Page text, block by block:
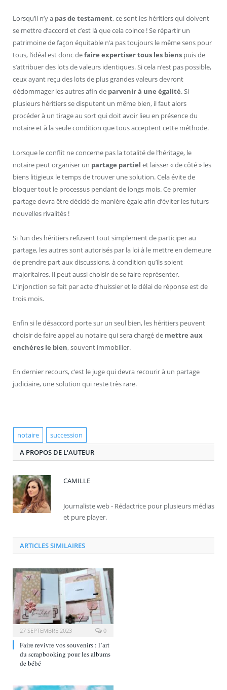
Lorsqu’il n’y a pas de testament, ce sont les héritiers qui doivent
se mettre d’accord et c’est là que cela coince ! Se répartir un
patrimoine de façon équitable n’a pas toujours le même sens pour
tous, l’idéal est donc defaire expertiser tous les biens puis de
s’attribuer des lots de valeurs identiques. Si cela n’est pas possible,
ceux ayant reçu des lots de plus grandes valeurs devront
dédommager les autres afin de parvenir à une égalité. Si
plusieurs héritiers se disputent un même bien, il faut alors
procéder à un tirage au sort qui doit avoir lieu en présence du
notaire et à la seule condition que tous acceptent cette méthode.
Lorsque le conflit ne concerne pas la totalité de l’héritage, le
notaire peut organiser un partage partiel et laisser « de côté » les
biens litigieux le temps de trouver une solution. Cela évite de
bloquer tout le processus pendant de longs mois. Ce premier
partage devra être décidé de manière égale afin d’éviter les futurs
nouvelles rivalités !
Si l’un des héritiers refusent tout simplement de participer au
partage, les autres sont autorisés par la loi à le mettre en demeure
de prendre part aux discussions, à condition qu’ils soient
majoritaires. Il peut aussi choisir de se faire représenter.
L’injonction se fait par acte d’huissier et le délai de réponse est de
trois mois.
Enfin si le désaccord porte sur un seul bien, les héritiers peuvent
choisir de faire appel au notaire qui sera chargé de mettre aux
enchères le bien, souvent immobilier.
En dernier recours, c’est le juge qui devra recourir à un partage
judiciaire, une solution qui reste très rare.
notaire
succession
A PROPOS DE L'AUTEUR
CAMILLE
Journaliste web - Rédactrice pour plusieurs médias
et pure player.
ARTICLES SIMILAIRES
27 SEPTEMBRE 2023 0
Faire revivre vos souvenirs : l’art
du scrapbooking pour les albums
de bébé